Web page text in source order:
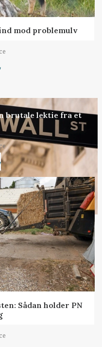
mod problemulv
brutale lektie fra et
Sådan holder PN